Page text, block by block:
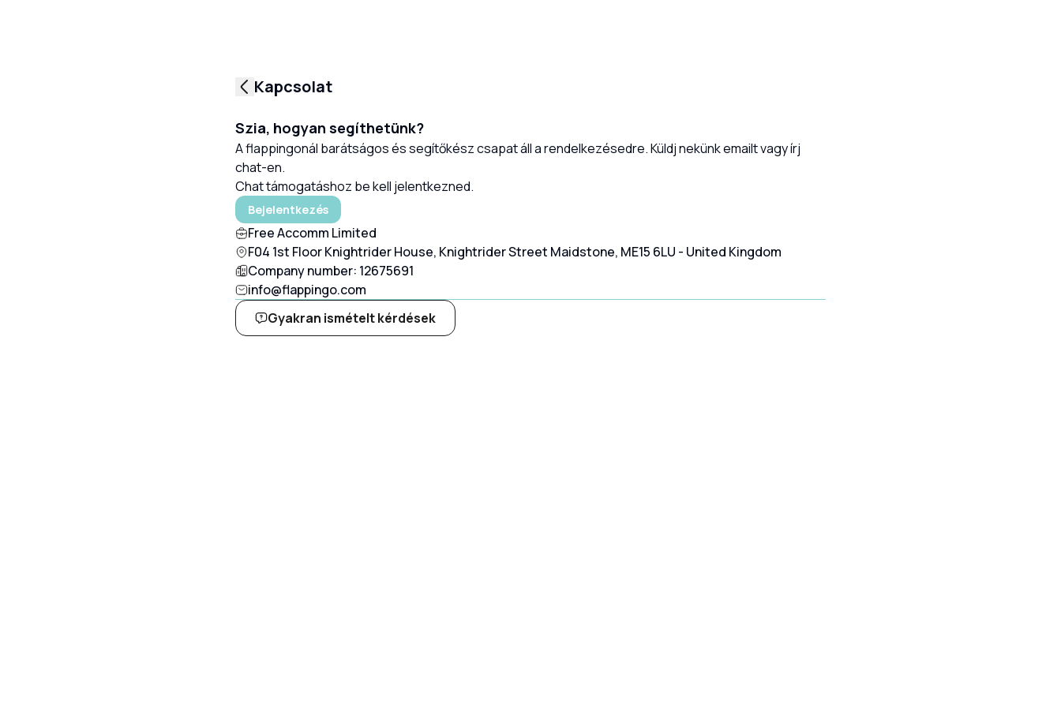
Kapcsolat
Szia, hogyan segíthetünk?
A flappingonál barátságos és segítőkész csapat áll a rendelkezésedre.Küldj nekünk emailt vagy írj
chat-en.
Chat támogatáshoz be kell jelentkezned.
Bejelentkezés
Free Accomm Limited
F04 1st Floor Knightrider House, Knightrider Street Maidstone, ME15 6LU - United Kingdom
Company number: 12675691
info@flappingo.com
Gyakran ismételt kérdések